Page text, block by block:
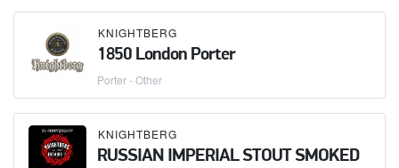
KNIGHTBERG
1850 London Porter
Porter - Other
KNIGHTBERG
RUSSIAN IMPERIAL STOUT SMOKED